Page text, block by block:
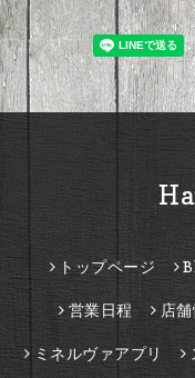
トップページ
営業日程 店
ミネルヴァアプリ